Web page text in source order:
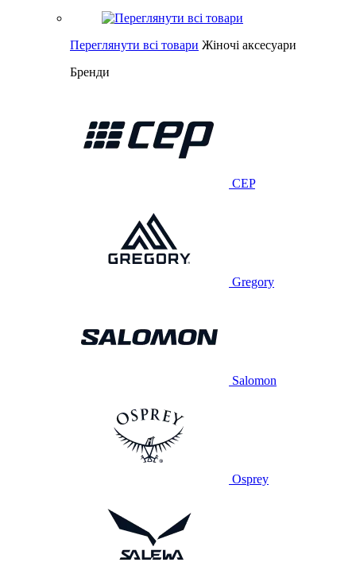
Переглянути всі товари Жіночі аксесуари
Бренди
CEP
Gregory
Salomon
Osprey